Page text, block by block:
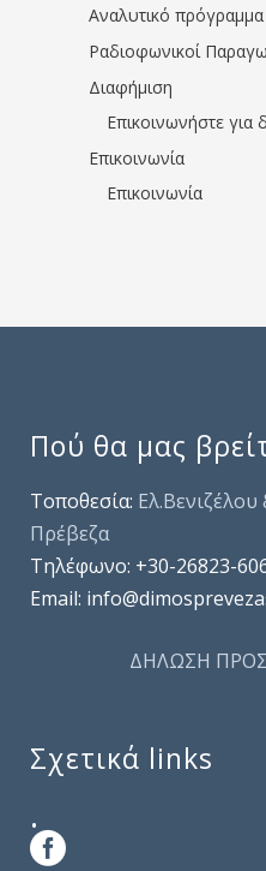
Αναλυτικό πρόγραμμα
Ραδιοφωνικοί
Διαφήμιση
Επικοινωνήστε για
Επικοινωνία
Επικοινωνία
Πού θα μας
Τοποθεσία:
Πρέβεζα
Τηλέφωνo: +30-26823-
Email:
ΔΗΛΩΣΗ
Σχετικά links
.